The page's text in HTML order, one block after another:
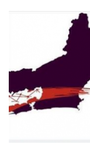
TRANSFERÊNCIA
SEGUNDA
MATRÍCULA